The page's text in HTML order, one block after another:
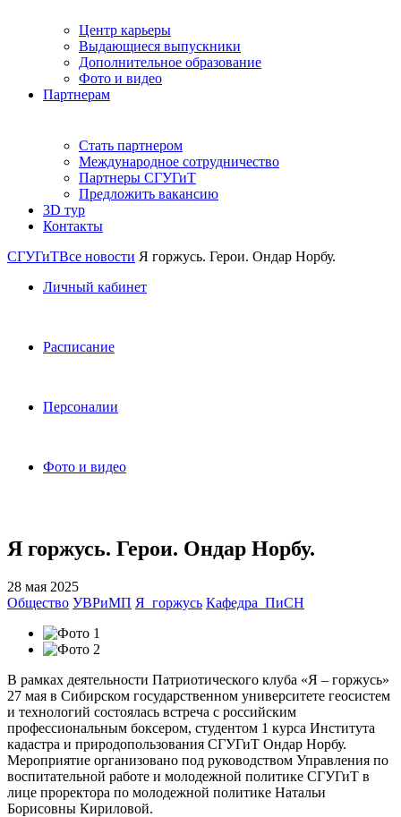
Центр карьеры
Выдающиеся выпускники
Дополнительное образование
Фото и видео
Партнерам
Стать партнером
Международное сотрудничество
Партнеры СГУГиТ
Предложить вакансию
3D тур
Контакты
СГУГиТВсе новости Я горжусь. Герои. Ондар Норбу.
Личный кабинет
Расписание
Персоналии
Фото и видео
Я горжусь. Герои. Ондар Норбу.
28 мая 2025
Общество УВРиМП Я_горжусь Кафедра_ПиСН
В рамках деятельности Патриотического клуба «Я – горжусь»
27 мая в Сибирском государственном университете геосистем
и технологий состоялась встреча с российским
профессиональным боксером, студентом 1 курса Института
кадастра и природопользования СГУГиТ Ондар Норбу.
Мероприятие организовано под руководством Управления по
воспитательной работе и молодежной политике СГУГиТ в
лице проректора по молодежной политике Натальи
Борисовны Кириловой.